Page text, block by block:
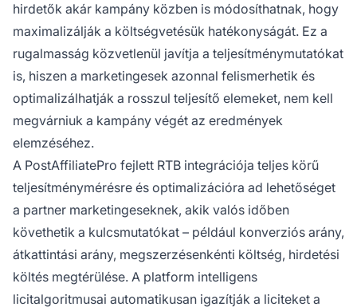
hirdetők akár kampány közben is módosíthatnak, hogy
maximalizálják a költségvetésük hatékonyságát. Ez a
rugalmasság közvetlenül javítja a teljesítménymutatókat
is, hiszen a marketingesek azonnal felismerhetik és
optimalizálhatják a rosszul teljesítő elemeket, nem kell
megvárniuk a kampány végét az eredmények
elemzéséhez.
A PostAffiliatePro fejlett RTB integrációja teljes körű
teljesítménymérésre és optimalizációra ad lehetőséget
a partner marketingeseknek, akik valós időben
követhetik a kulcsmutatókat – például konverziós arány,
átkattintási arány, megszerzésenkénti költség, hirdetési
költés megtérülése. A platform intelligens
licitalgoritmusai automatikusan igazítják a liciteket a